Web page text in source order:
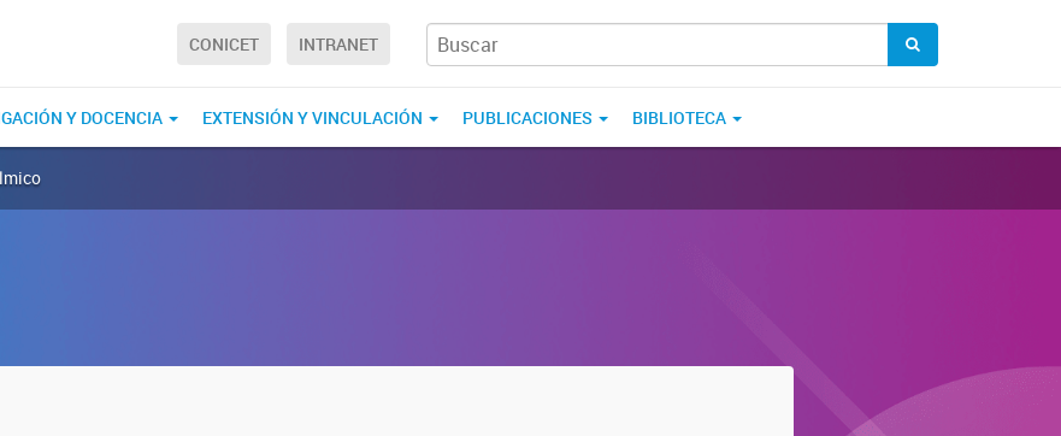
CONICET INTRANET
Y DOCENCIA EXTENSIÓN Y VINCULACIÓN PUBLICACIONES BIBLIOTECA